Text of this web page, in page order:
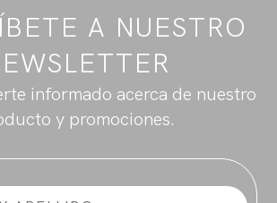
A NUESTRO
informado acerca de nuestro
y promociones.